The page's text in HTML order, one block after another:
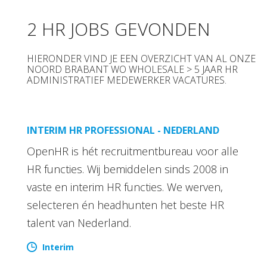
2 HR JOBS GEVONDEN
HIERONDER VIND JE EEN OVERZICHT VAN AL ONZE
NOORD BRABANT WO WHOLESALE > 5 JAAR HR
ADMINISTRATIEF MEDEWERKER VACATURES.
INTERIM HR PROFESSIONAL - NEDERLAND
OpenHR is hét recruitmentbureau voor alle
HR functies. Wij bemiddelen sinds 2008 in
vaste en interim HR functies. We werven,
selecteren én headhunten het beste HR
talent van Nederland.
Interim